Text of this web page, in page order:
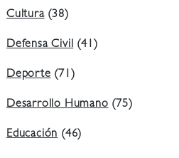
Cultura(38)
Defensa Civil(41)
Deporte(71)
Desarrollo Humano(75)
Educación(46)